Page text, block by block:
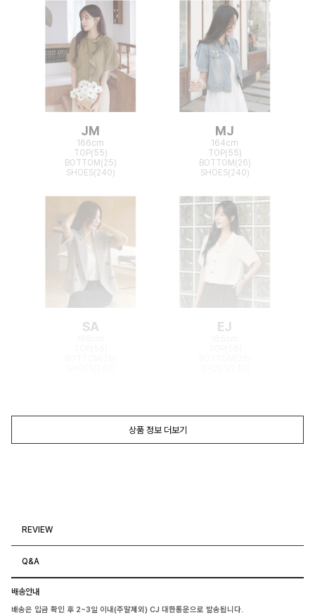
JM
166cm
TOP(55)
BOTTOM(25)
SHOES(240)
MJ
164cm
TOP(55)
BOTTOM(26)
SHOES(240)
SA EJ
상품 정보 더보기
REVIEW
Q&A
배송안내
배송은 입금 확인 후 2~3일 이내(주말제외) CJ 대한통운으로 발송됩니다.